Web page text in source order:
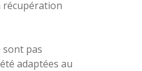
récupération
sont pas
adaptées au